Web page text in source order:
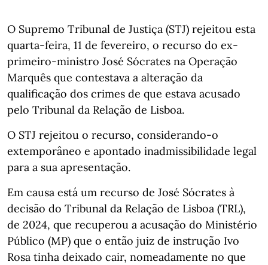
O Supremo Tribunal de Justiça (STJ) rejeitou esta
quarta-feira, 11 de fevereiro, o recurso do ex-
primeiro-ministro José Sócrates na Operação
Marquês que contestava a alteração da
qualificação dos crimes de que estava acusado
pelo Tribunal da Relação de Lisboa.
O STJ rejeitou o recurso, considerando-o
extemporâneo e apontado inadmissibilidade legal
para a sua apresentação.
Em causa está um recurso de José Sócrates à
decisão do Tribunal da Relação de Lisboa (TRL),
de 2024, que recuperou a acusação do Ministério
Público (MP) que o então juiz de instrução Ivo
Rosa tinha deixado cair, nomeadamente no que